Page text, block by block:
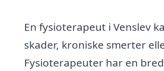
En fysioterapeut i Venslev
skader, kroniske smerter
Fysioterapeuter har en